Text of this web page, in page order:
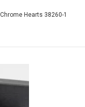
Hearts 38260-1